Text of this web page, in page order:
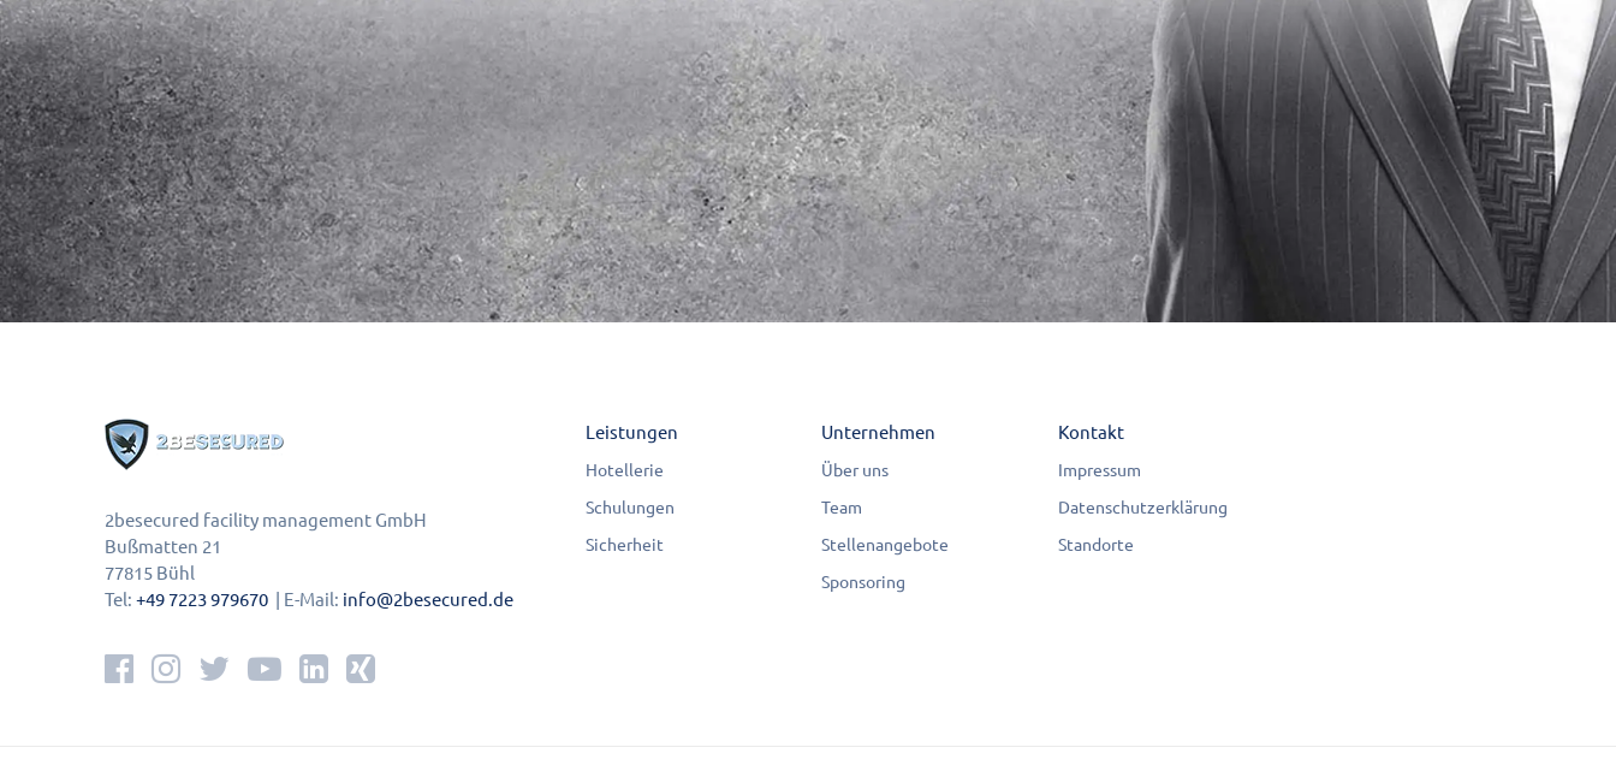
2besecured facility management GmbH
Bußmatten 21
77815 Bühl
Tel: +49 7223 979670 | E-Mail: info@2besecured.de
Leistungen
Hotellerie
Schulungen
Sicherheit
Unternehmen
Über uns
Team
Stellenangebote
Sponsoring
Kontakt
Impressum
Datenschutzerklärung
Standorte